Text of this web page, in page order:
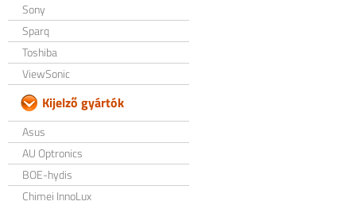
Sony
Sparq
Toshiba
ViewSonic
Kijelző gyártók
Asus
AU Optronics
BOE-hydis
Chimei InnoLux